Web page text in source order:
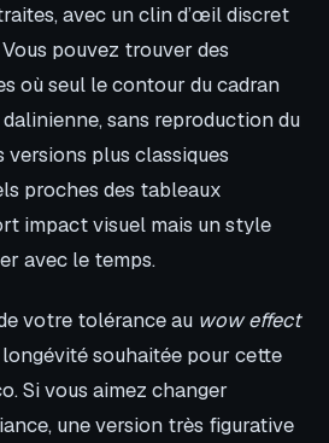
avec un clin d’œil discret
pouvez trouver des
où seul le contour du cadran
sans reproduction du
plus classiques
proches des tableaux
impact visuel mais un style
avec le temps.
votre tolérance au wow effect
souhaitée pour cette
Si vous aimez changer
une version très figurative